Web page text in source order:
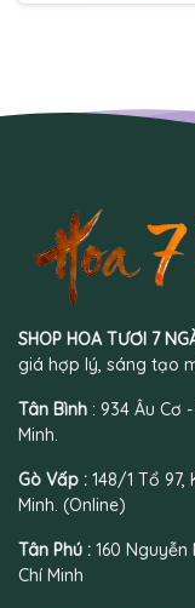
SHOP HOA TƯƠI 7
giá hợp lý, sáng tạo
Tân Bình : 934 Âu Cơ
Minh.
Gò Vấp : 148/1 Tổ 97,
Minh. (Online)
Tân Phú : 160 Nguyễn
Chí Minh